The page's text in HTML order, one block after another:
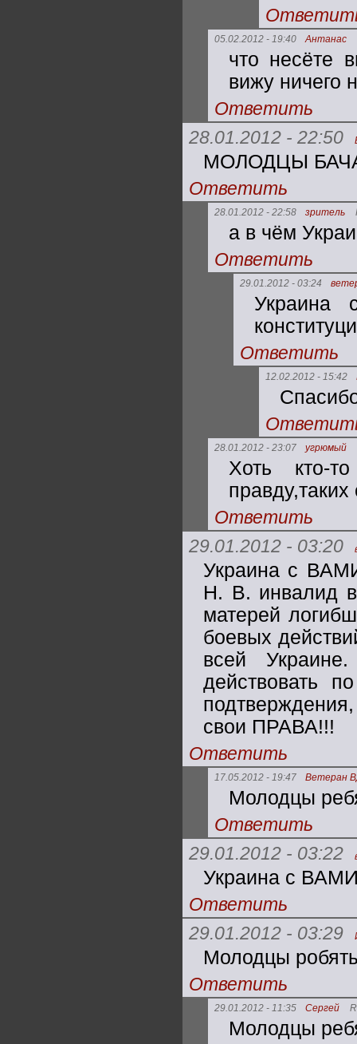
05.02.2012 - 19:40 Антанас
что несёте
вижу ничего
Ответить
28.01.2012 - 22:50
МОЛОДЦЫ
Ответить
28.01.2012 - 22:58 зритель
а в чём
Ответить
29.01.2012 - 03:24
Ответить
12.02.2012 - 15:42
28.01.2012 - 23:07 угрюмый
Хоть кто-
Ответить
29.01.2012 - 03:20
Украина с
Н. В. инвалид
матерей
боевых
всей
действовать
свои ПРАВА!!!
Ответить
17.05.2012 - 19:47 Ветеран
Молодцы
Ответить
29.01.2012 - 03:22
Украина с
Ответить
29.01.2012 - 03:29
Молодцы
Ответить
29.01.2012 - 11:35 Сергей
Молодцы